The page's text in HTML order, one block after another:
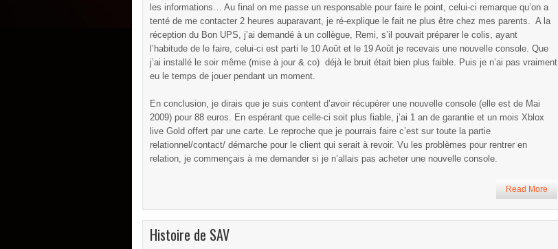
les informations… Au final on me passe un responsable pour faire le point, celui-ci remarque qu’on a
tenté de me contacter 2 heures auparavant, je ré-explique le fait ne plus être chez mes parents. A la
réception du Bon UPS, j’ai demandé à un collègue, Remi, s’il pouvait préparer le colis, ayant
l’habitude de le faire, celui-ci est parti le 10 Août et le 19 Août je recevais une nouvelle console. Que
j’ai installé le soir même (mise à jour & co) déjà le bruit était bien plus faible. Puis je n’ai pas vraiment
eu le temps de jouer pendant un moment.
En conclusion, je dirais que je suis content d’avoir récupérer une nouvelle console (elle est de Mai
2009) pour 88 euros. En espérant que celle-ci soit plus fiable, j’ai 1 an de garantie et un mois Xblox
live Gold offert par une carte. Le reproche que je pourrais faire c’est sur toute la partie
relationnel/contact/ démarche pour le client qui serait à revoir. Vu les problèmes pour rentrer en
relation, je commençais à me demander si je n’allais pas acheter une nouvelle console.
Read More
Histoire de SAV